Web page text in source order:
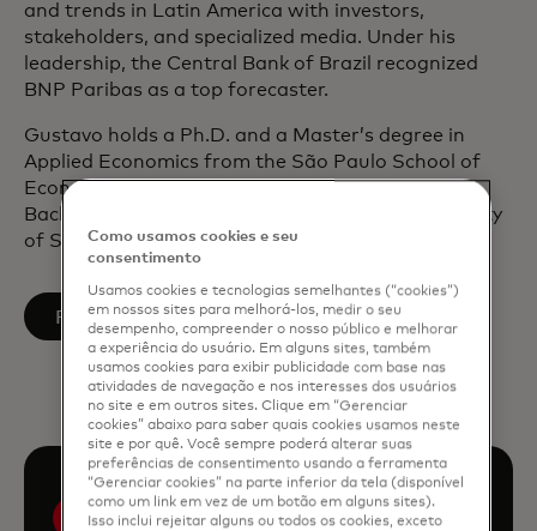
and trends in Latin America with investors,
stakeholders, and specialized media. Under his
leadership, the Central Bank of Brazil recognized
BNP Paribas as a top forecaster.
Gustavo holds a Ph.D. and a Master’s degree in
Applied Economics from the São Paulo School of
Economics at Fundação Getúlio Vargas, and a
Bachelor’s degree in Economics from the University
of São Paulo.
Follow on LinkedIn
opens in a new tab
Como usamos cookies e seu
consentimento
Usamos cookies e tecnologias semelhantes (“cookies”)
em nossos sites para melhorá-los, medir o seu
desempenho, compreender o nosso público e melhorar
a experiência do usuário. Em alguns sites, também
usamos cookies para exibir publicidade com base nas
atividades de navegação e nos interesses dos usuários
no site e em outros sites. Clique em “Gerenciar
cookies” abaixo para saber quais cookies usamos neste
site e por quê. Você sempre poderá alterar suas
preferências de consentimento usando a ferramenta
“Gerenciar cookies” na parte inferior da tela (disponível
como um link em vez de um botão em alguns sites).
Isso inclui rejeitar alguns ou todos os cookies, exceto